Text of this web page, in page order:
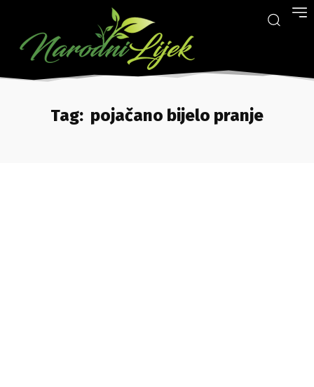
Tag: pojačano bijelo pranje